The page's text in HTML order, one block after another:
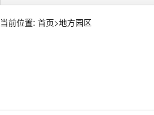
当前位置: 首页>地方园区